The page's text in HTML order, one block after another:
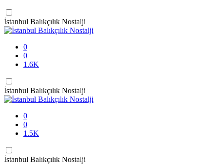
İstanbul Balıkçılık Nostalji
0
0
1.6K
İstanbul Balıkçılık Nostalji
0
0
1.5K
İstanbul Balıkçılık Nostalji